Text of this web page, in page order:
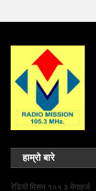
हाम्रो बारे
रेडियो मिसन १०५.३ मेगाहर्ज